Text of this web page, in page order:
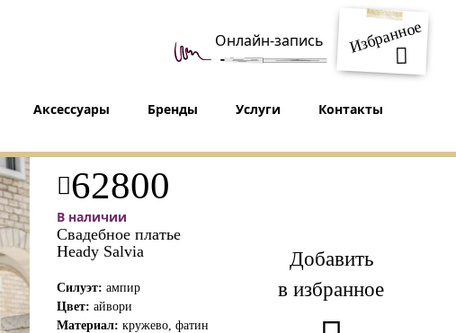
Избранное
Онлайн-запись
Аксессуары Бренды Услуги Контакты
Добавить
в избранное
62800
В наличии
Свадебное платье
Heady Salvia
Силуэт:ампир
Цвет:айвори
Материал:кружево, фатин